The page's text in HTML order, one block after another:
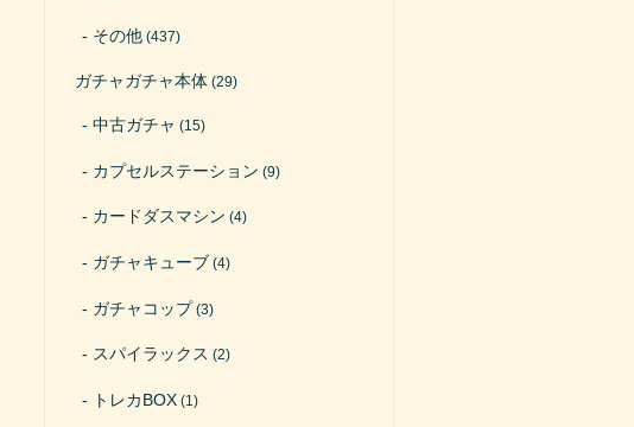
その他 (437)
ガチャガチャ本体 (29)
中古ガチャ (15)
カプセルステーション (9)
カードダスマシン (4)
ガチャキューブ (4)
ガチャコップ(3)
スパイラックス (2)
トレカBOX (1)